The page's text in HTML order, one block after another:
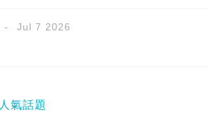
Jul 7 2026
人氣話題